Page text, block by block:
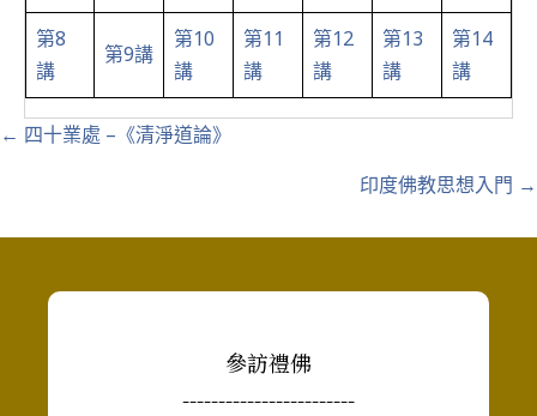
第8
講
第9講
第10
講
第11
講
第12
講
第13
講
第14
講
Posts
← 四十業處 –《清淨道論》
印度佛教思想入門 →
參訪禮佛
------------------------